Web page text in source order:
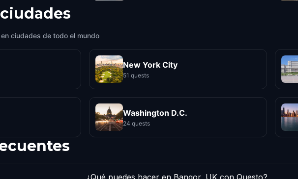
ciudades de todo el mundo
New York City
51 quests
Washington D.C.
24 quests
¿Qué puedes hacer en Bangor, UK con Questo?